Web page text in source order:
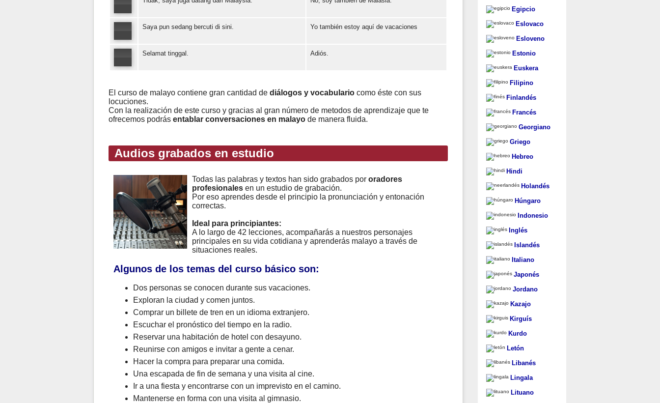
Error loading: "https://www.idiomaspc.com/curso-aprender-malayo-basico/audio/3008.mp3"
Error loading: "https://www.idiomaspc.com/curso-aprender-malayo-basico/audio/3009.mp3"
Error loading: "https://www.idiomaspc.com/curso-aprender-malayo-basico/audio/3010.mp3"
Saya pun sedang bercuti di sini. Yo también estoy aquí de vacaciones
Selamat tinggal. Adiós.
El curso de malayo contiene gran cantidad de diálogos y vocabulariocomo éste con sus
locuciones.
Con la realización de este curso y gracias al gran número de metodos de aprendizaje que te
ofrecemos podrás entablar conversaciones en malayode manera fluida.
Audios grabados en estudio
Todas las palabras y textos han sido grabados por oradores
profesionalesen un estudio de grabación.
Por eso aprendes desde el principio la pronunciación y entonación
correctas.
Ideal para principiantes:
A lo largo de 42 lecciones, acompañarás a nuestros personajes
principales en su vida cotidiana y aprenderás malayo a través de
situaciones reales.
Algunos de los temas del curso básico son:
Dos personas se conocen durante sus vacaciones.
Exploran la ciudad y comen juntos.
Comprar un billete de tren en un idioma extranjero.
Escuchar el pronóstico del tiempo en la radio.
Reservar una habitación de hotel con desayuno.
Reunirse con amigos e invitar a gente a cenar.
Hacer la compra para preparar una comida.
Una escapada de fin de semana y una visita al cine.
Ir a una fiesta y encontrarse con un imprevisto en el camino.
Mantenerse en forma con una visita al gimnasio.
Egipcio
Eslovaco
Esloveno
Estonio
Euskera
Filipino
Finlandés
Francés
Georgiano
Griego
Hebreo
Hindi
Holandés
Húngaro
Indonesio
Inglés
Islandés
Italiano
Japonés
Jordano
Kazajo
Kirguís
Kurdo
Letón
Libanés
Lingala
Lituano